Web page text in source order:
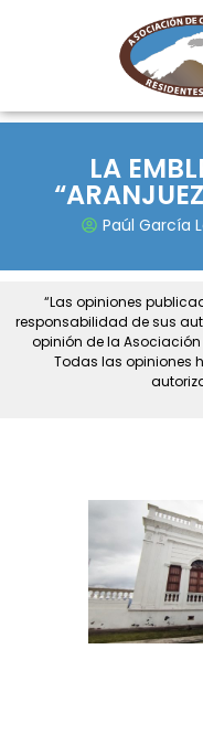
LA
Paúl García
“Las opiniones
responsabilidad de sus
opinión de la Asociación
Todas las opiniones